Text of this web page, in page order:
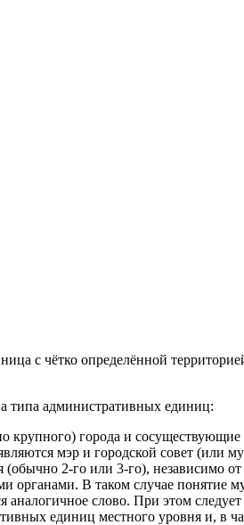
с чётко определённой
типа административных единиц:
города и
мэр и городской совет (или
2-го или 3-го), независимо
В таком случае понятие
слово. При этом
единиц местного уровня и, в